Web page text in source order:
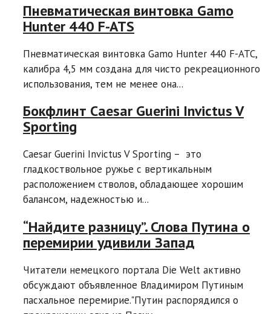
Пневматическая винтовка Gamo
Hunter 440 F-ATS
Пневматическая винтовка Gamo Hunter 440 F-АТС,
калибра 4,5 мм создана для чисто рекреационного
использования, тем не менее она...
Бокфлинт Caesar Guerini Invictus V
Sporting
Caesar Guerini Invictus V Sporting – это
гладкоствольное ружье с вертикальным
расположением стволов, обладающее хорошим
балансом, надежностью и...
“Найдите разницу”. Слова Путина о
перемирии удивили Запад
Читатели немецкого портала Die Welt активно
обсуждают объявленное Владимиром Путиным
пасхальное перемирие."Путин распорядился о